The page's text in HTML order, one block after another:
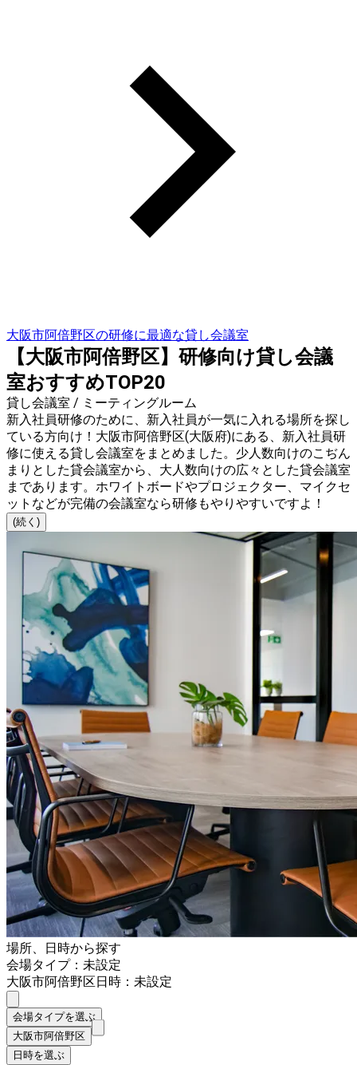
大阪市阿倍野区の研修に最適な貸し会議室
【大阪市阿倍野区】研修向け貸し会議
室おすすめTOP20
貸し会議室 / ミーティングルーム
新入社員研修のために、新入社員が一気に入れる場所を探し
ている方向け！大阪市阿倍野区(大阪府)にある、新入社員研
修に使える貸し会議室をまとめました。少人数向けのこぢん
まりとした貸会議室から、大人数向けの広々とした貸会議室
まであります。ホワイトボードやプロジェクター、マイクセ
ットなどが完備の会議室なら研修もやりやすいですよ！
(続く)
場所、日時から探す
会場タイプ：未設定
大阪市阿倍野区日時：未設定
会場タイプを選ぶ
大阪市阿倍野区
日時を選ぶ